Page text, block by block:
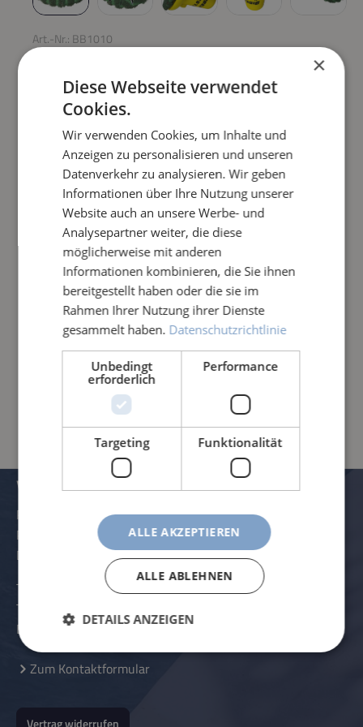
Art.-Nr.: BB1010
CLEAR-PAD-PRO, GRÜN
Regulärer Preis:
119,90 €
Preise inkl. MwSt. zzgl. Versandkosten
Produkt Anzahl: Gib den gewünschten
IN DEN WARENKORB
Frage zum Artikel
PRODUKTINFORMATIONEN
VERWALTUNG UND KONTAKTDATEN
Rössle AG
Pater-Hartmann-Straße 23
D-87616 Marktoberdorf
Telefon:
+49 (0) 8342 - 70 59 5-0
Telefax:
+49 (0) 8342 - 70 59 5-70
E-Mail: info@roessle.ag
Zum Kontaktformular
Vertrag widerrufen
×
Diese Webseite verwendet
Cookies.
Wir verwenden Cookies, um Inhalte und
Anzeigen zu personalisieren und unseren
Datenverkehr zu analysieren. Wir geben
Informationen über Ihre Nutzung unserer
Website auch an unsere Werbe- und
Analysepartner weiter, die diese
möglicherweise mit anderen
Informationen kombinieren, die Sie ihnen
bereitgestellt haben oder die sie im
Rahmen Ihrer Nutzung ihrer Dienste
gesammelt haben. Datenschutzrichtlinie
Unbedingt
erforderlich
Performance
Targeting Funktionalität
ALLE AKZEPTIEREN
ALLE ABLEHNEN
DETAILS ANZEIGEN